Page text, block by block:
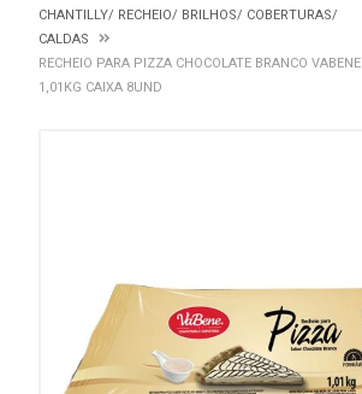
CHANTILLY/ RECHEIO/ BRILHOS/ COBERTURAS/
CALDAS
RECHEIO PARA PIZZA CHOCOLATE BRANCO VABENE
1,01KG CAIXA 8UND